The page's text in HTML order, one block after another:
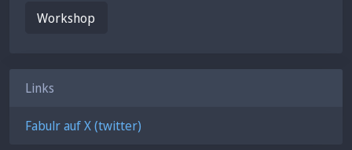
Workshop
Links
Fabulr auf X (twitter)